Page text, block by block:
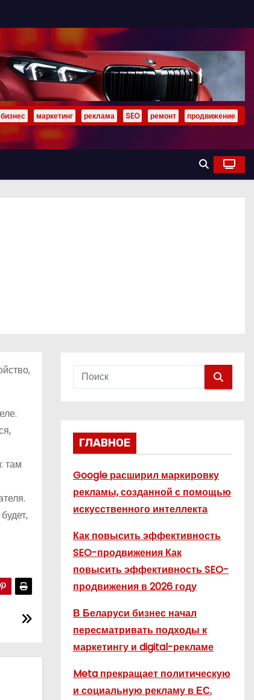
бизнес маркетинг реклама SEO ремонт продвижение
там
ГЛАВНОЕ
Google расширил маркировку
рекламы, созданной с помощью
искусственного интеллекта
Как повысить эффективность
SEO-продвижения Как
повысить эффективность SEO-
продвижения в 2026 году
В Беларуси бизнес начал
пересматривать подходы к
маркетингу и digital-рекламе
Meta прекращает политическую
и социальную рекламу в ЕС.